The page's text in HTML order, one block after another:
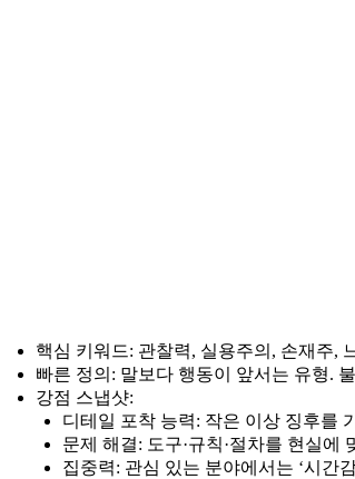
핵심 키워드: 관찰력, 실용주의, 손재주,
빠른 정의: 말보다 행동이 앞서는 유형.
강점 스냅샷:
디테일 포착 능력: 작은 이상 징후를
문제 해결: 도구·규칙·절차를 현실에
집중력: 관심 있는 분야에서는 ‘시간